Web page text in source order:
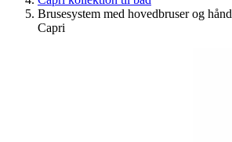
Brusesystem med hovedbruser og
Capri